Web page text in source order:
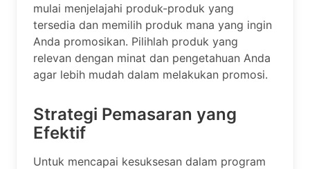
mulai menjelajahi produk-produk yang
tersedia dan memilih produk mana yang ingin
Anda promosikan. Pilihlah produk yang
relevan dengan minat dan pengetahuan Anda
agar lebih mudah dalam melakukan promosi.
Strategi Pemasaran yang
Efektif
Untuk mencapai kesuksesan dalam program